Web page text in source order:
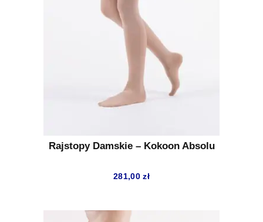
Rajstopy Damskie – Kokoon Absolu
281,00zł